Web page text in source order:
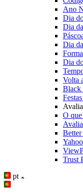
Ano
Dia
Dia
Dia
Dia
Volta
Black
O
Better
Yahoo
Trust
pt